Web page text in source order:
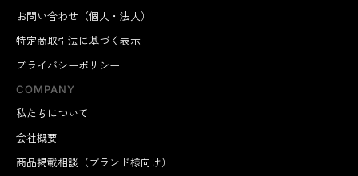
お問い合わせ（個人・法人）
特定商取引法に基づく表示
プライバシーポリシー
COMPANY
私たちについて
会社概要
商品掲載相談（ブランド様向け）